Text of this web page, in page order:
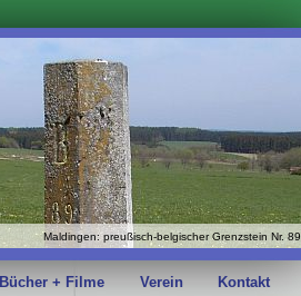
Maldingen: preußisch-belgischer Grenzstein Nr. 89
Bücher + Filme Verein Kontakt